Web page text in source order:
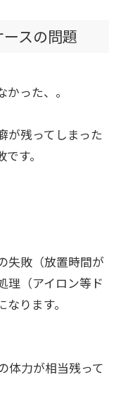
スの問題
った、。
が残ってしまった
す。
失敗（放置時間が
理（アイロン等ド
ります。
体力が相当残って